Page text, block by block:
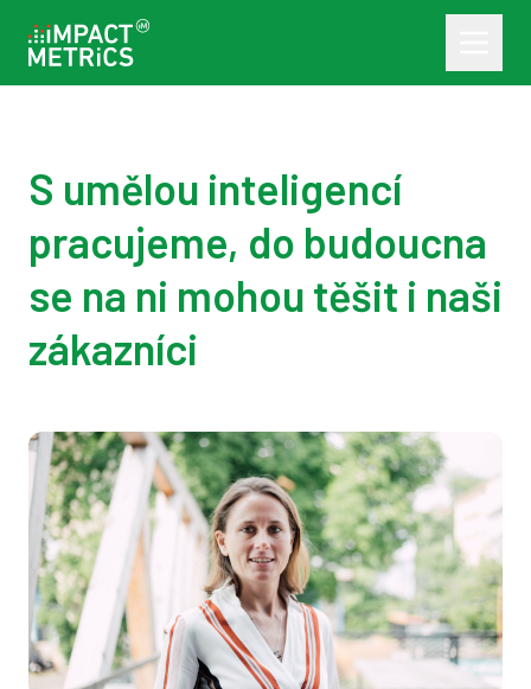
S umělou inteligencí
pracujeme, do budoucna
se na ni mohou těšit i naši
zákazníci